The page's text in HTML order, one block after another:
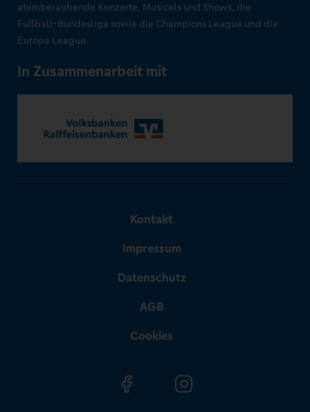
atemberaubende Konzerte, Musicals und Shows, die
Fußball-Bundesliga sowie die Champions League und die
Europa League.
In Zusammenarbeit mit
Kontakt
Impressum
Datenschutz
AGB
Cookies